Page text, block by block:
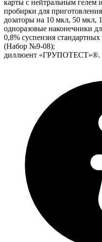
карты с нейтральным гелем
пробирки для
дозаторы на 10 мкл, 50 мкл,
одноразовые наконечники
0,8% суспензия
(Набор №9-08);
диллюент «ГРУПОТЕСТ»®.